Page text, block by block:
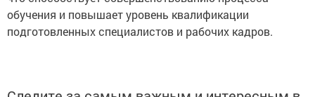
обучения и повышает уровень квалификации
подготовленных специалистов и рабочих кадров.